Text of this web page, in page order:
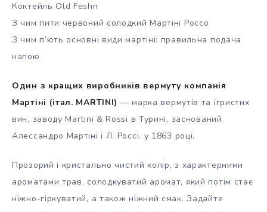
Коктейль Old Feshn
З чим пити червоний солодкий Мартіні Россо
З чим п’ють основні види мартіні: правильна подача
напою
Один з кращих виробників вермуту компанія
Мартіні (італ. MARTINI) — марка вермутів та ігристих
вин, заводу Martini & Rossi в Турині, заснований
Алессандро Мартіні і Л. Россі. у 1863 році.
Прозорий і кристально чистий колір, з характерними
ароматами трав, солодкуватий аромат, який потім стає
ніжно-гіркуватий, а також ніжний смак. Задайте